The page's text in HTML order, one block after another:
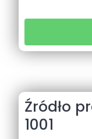
Źródło
1001